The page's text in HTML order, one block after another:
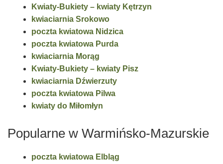
Kwiaty-Bukiety – kwiaty Kętrzyn
kwiaciarnia Srokowo
poczta kwiatowa Nidzica
poczta kwiatowa Purda
kwiaciarnia Morąg
Kwiaty-Bukiety – kwiaty Pisz
kwiaciarnia Dźwierzuty
poczta kwiatowa Pilwa
kwiaty do Miłomłyn
Popularne w Warmińsko-Mazurskie
poczta kwiatowa Elbląg